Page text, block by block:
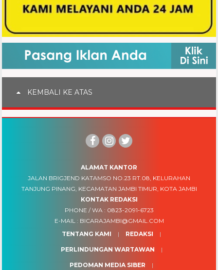
KEMBALI KE ATAS
ALAMAT KANTOR
JALAN BRIGJEND KATAMSO NO.23 RT.08, KELURAHAN
TANJUNG PINANG, KECAMATAN JAMBI TIMUR, KOTA JAMBI
KONTAK REDAKSI
PHONE / WA : 0823-2091-6723
E-MAIL : BICARAJAMBI@GMAIL.COM
TENTANG KAMI
REDAKSI
PERLINDUNGAN WARTAWAN
PEDOMAN MEDIA SIBER